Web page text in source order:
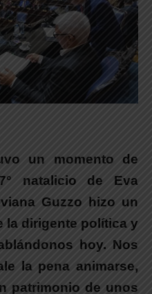
un momento de
natalicio de Eva
Guzzo hizo un
la dirigente política y
hoy. Nos
la pena animarse,
patrimonio de unos